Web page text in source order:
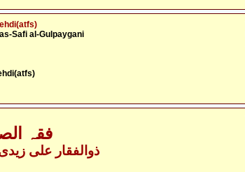
Safi al-Gulpaygani
فقہ
- ذوالفقار علی